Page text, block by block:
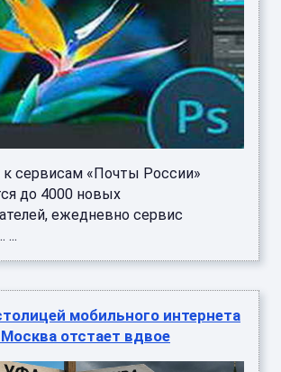
сервисам «Почты России»
до 4000 новых
ежедневно сервис
...
мобильного интернета
отстает вдвое